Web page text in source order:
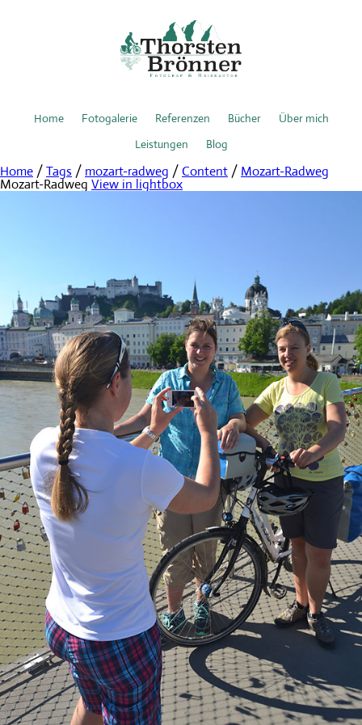
Home Fotogalerie Referenzen Bücher
Über mich
Leistungen
Blog
Home /Tags / mozart-radweg /Content / Mozart-Radweg
Mozart-Radweg View in lightbox